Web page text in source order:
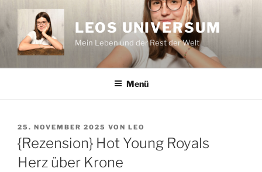
Zum
springen
LEOS UNIVERSUM
Mein Leben und der Rest der Welt
Menü
VERÖFFENTLICHT
AM
25. NOVEMBER 2025 VON LEO
{Rezension} Hot Young Royals
Herz über Krone